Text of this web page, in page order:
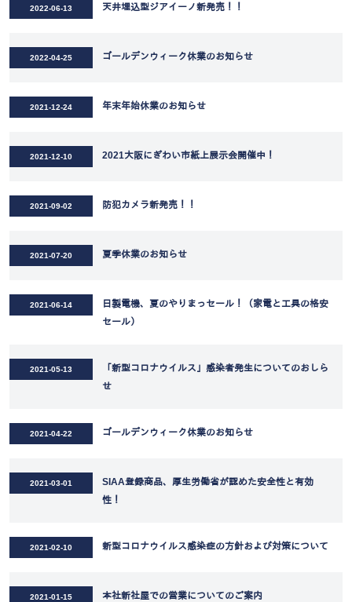
2022-06-13 天井埋込型ジアイーノ新発売！！
2022-04-25 ゴールデンウィーク休業のお知らせ
2021-12-24 年末年始休業のお知らせ
2021-12-10 2021大阪にぎわい市紙上展示会開催中！
2021-09-02 防犯カメラ新発売！！
2021-07-20 夏季休業のお知らせ
2021-06-14
日製電機、夏のやりまっセール！（家電と工具の格安
セール）
2021-05-13
「新型コロナウイルス」感染者発生についてのおしら
せ
2021-04-22 ゴールデンウィーク休業のお知らせ
2021-03-01
SIAA登録商品、厚生労働省が認めた安全性と有効
性！
2021-02-10 新型コロナウイルス感染症の方針および対策について
2021-01-15 本社新社屋での営業についてのご案内